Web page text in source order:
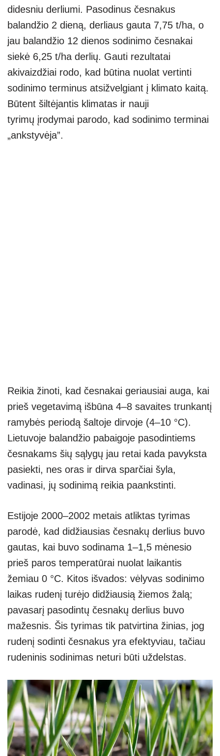
didesniu derliumi. Pasodinus česnakus
balandžio 2 dieną, derliaus gauta 7,75 t/ha, o
jau balandžio 12 dienos sodinimo česnakai
siekė 6,25 t/ha derlių. Gauti rezultatai
akivaizdžiai rodo, kad būtina nuolat vertinti
sodinimo terminus atsižvelgiant į klimato kaitą.
Būtent šiltėjantis klimatas ir nauji
tyrimų įrodymai parodo, kad sodinimo terminai
„ankstyvėja”.
Reikia žinoti, kad česnakai geriausiai auga, kai
prieš vegetavimą išbūna 4–8 savaites trunkantį
ramybės periodą šaltoje dirvoje (4–10 °C).
Lietuvoje balandžio pabaigoje pasodintiems
česnakams šių sąlygų jau retai kada pavyksta
pasiekti, nes oras ir dirva sparčiai šyla,
vadinasi, jų sodinimą reikia paankstinti.
Estijoje 2000–2002 metais atliktas tyrimas
parodė, kad didžiausias česnakų derlius buvo
gautas, kai buvo sodinama 1–1,5 mėnesio
prieš paros temperatūrai nuolat laikantis
žemiau 0 °C. Kitos išvados: vėlyvas sodinimo
laikas rudenį turėjo didžiausią žiemos žalą;
pavasarį pasodintų česnakų derlius buvo
mažesnis. Šis tyrimas tik patvirtina žinias, jog
rudenį sodinti česnakus yra efektyviau, tačiau
rudeninis sodinimas neturi būti uždelstas.